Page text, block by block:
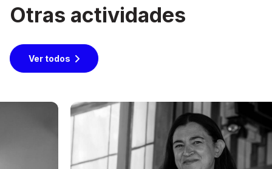
Otras actividades
Ver todos